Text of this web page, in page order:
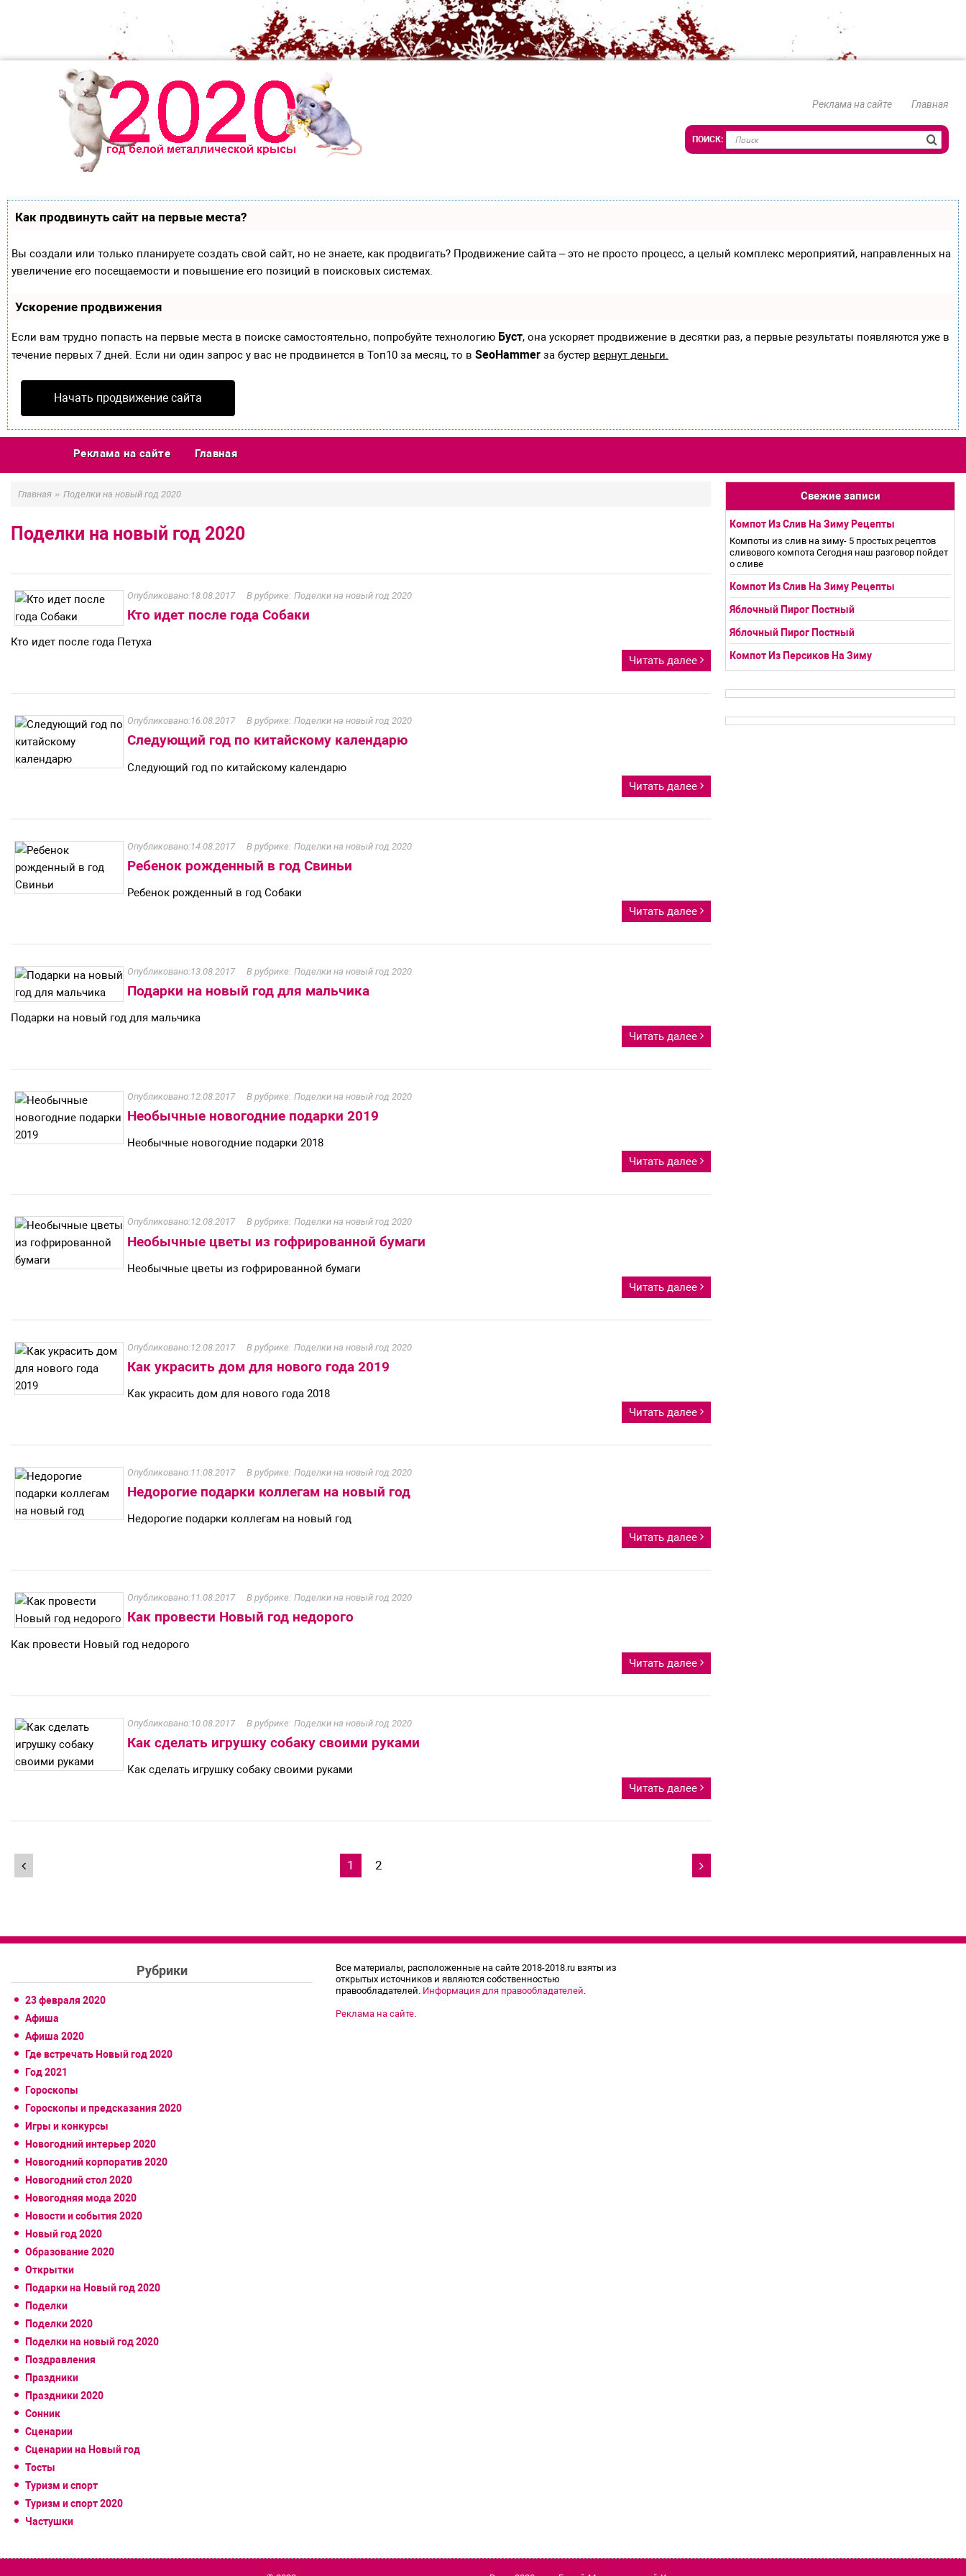
Реклама на сайте Главная
Как продвинуть сайт на первые места?
Вы создали или только планируете создать свой сайт, но не знаете, как продвигать? Продвижение сайта – это не просто процесс, а целый комплекс мероприятий, направленных на
увеличение его посещаемости и повышение его позиций в поисковых системах.
Ускорение продвижения
Если вам трудно попасть на первые места в поиске самостоятельно, попробуйте технологию Буст, она ускоряет продвижение в десятки раз, а первые результаты появляются уже в
течение первых 7 дней. Если ни один запрос у вас не продвинется в Топ10 за месяц, то в SeoHammer за бустер вернут деньги.
Начать продвижение сайта
Реклама на сайте Главная
Главная » Поделки на новый год 2020
Поделки на новый год 2020
18.08.2017 Поделки на новый год 2020
Кто идет после года Собаки
Кто идет после года Петуха
Читать далее
16.08.2017 Поделки на новый год 2020
Следующий год по китайскому календарю
Следующий год по китайскому календарю
Читать далее
14.08.2017 Поделки на новый год 2020
Ребенок рожденный в год Свиньи
Ребенок рожденный в год Собаки
Читать далее
13.08.2017 Поделки на новый год 2020
Подарки на новый год для мальчика
Подарки на новый год для мальчика
Читать далее
12.08.2017 Поделки на новый год 2020
Необычные новогодние подарки 2019
Необычные новогодние подарки 2018
Читать далее
12.08.2017 Поделки на новый год 2020
Необычные цветы из гофрированной бумаги
Необычные цветы из гофрированной бумаги
Читать далее
12.08.2017 Поделки на новый год 2020
Как украсить дом для нового года 2019
Как украсить дом для нового года 2018
Читать далее
11.08.2017 Поделки на новый год 2020
Недорогие подарки коллегам на новый год
Недорогие подарки коллегам на новый год
Читать далее
11.08.2017 Поделки на новый год 2020
Как провести Новый год недорого
Как провести Новый год недорого
Читать далее
10.08.2017 Поделки на новый год 2020
Как сделать игрушку собаку своими руками
Как сделать игрушку собаку своими руками
Читать далее
Навигация
1 2 
Свежие записи
Компот Из Слив На Зиму Рецепты
Компоты из слив на зиму- 5 простых рецептов
сливового компота Сегодня наш разговор пойдет
о сливе
Компот Из Слив На Зиму Рецепты
Яблочный Пирог Постный
Яблочный Пирог Постный
Компот Из Персиков На Зиму
Рубрики
23 февраля 2020
Афиша
Афиша 2020
Где встречать Новый год 2020
Год 2021
Гороскопы
Гороскопы и предсказания 2020
Игры и конкурсы
Новогодний интерьер 2020
Новогодний корпоратив 2020
Новогодний стол 2020
Новогодняя мода 2020
Новости и события 2020
Новый год 2020
Образование 2020
Открытки
Подарки на Новый год 2020
Поделки
Поделки 2020
Поделки на новый год 2020
Поздравления
Праздники
Праздники 2020
Сонник
Сценарии
Сценарии на Новый год
Тосты
Туризм и спорт
Туризм и спорт 2020
Частушки
Все материалы, расположенные на сайте 2018-2018.ru взяты из
открытых источников и являются собственностью
правообладателей. Информация для правообладателей
Реклама на сайте.